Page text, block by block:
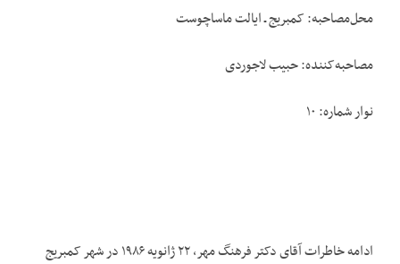
محل‌مصاحبه: کمبریج ـ ایالت ماساچوست
مصاحبه‌کننده: حبیب لاجوردی
نوار شماره: ۱۰
ادامه خاطرات آقای دکتر فرهنگ مهر، ۲۲ ژانویه ۱۹۸۶ در شهر کمبریج